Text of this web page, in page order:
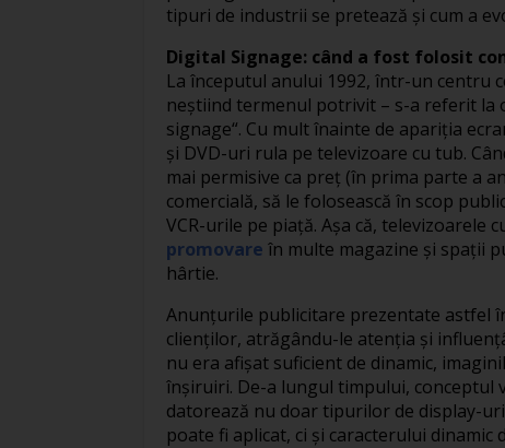
tipuri de industrii se pretează şi cum a
Digital Signage: când a fost folosit
La începutul anului 1992, într-un centru
neştiind termenul potrivit – s-a referit la
signage“. Cu mult înainte de apariţia
şi DVD-uri rula pe televizoare cu tub.
mai permisive ca preţ (în prima parte a
comercială, să le folosească în scop
VCR-urile pe piaţă. Aşa că, televizoarele
promovare în multe magazine şi spaţii
hârtie.
Anunţurile publicitare prezentate astfel
clienţilor, atrăgându-le atenţia şi
nu era afişat suficient de dinamic,
înşiruiri. De-a lungul timpului, conceptul
datorează nu doar tipurilor de display-
poate fi aplicat, ci şi caracterului dinamic